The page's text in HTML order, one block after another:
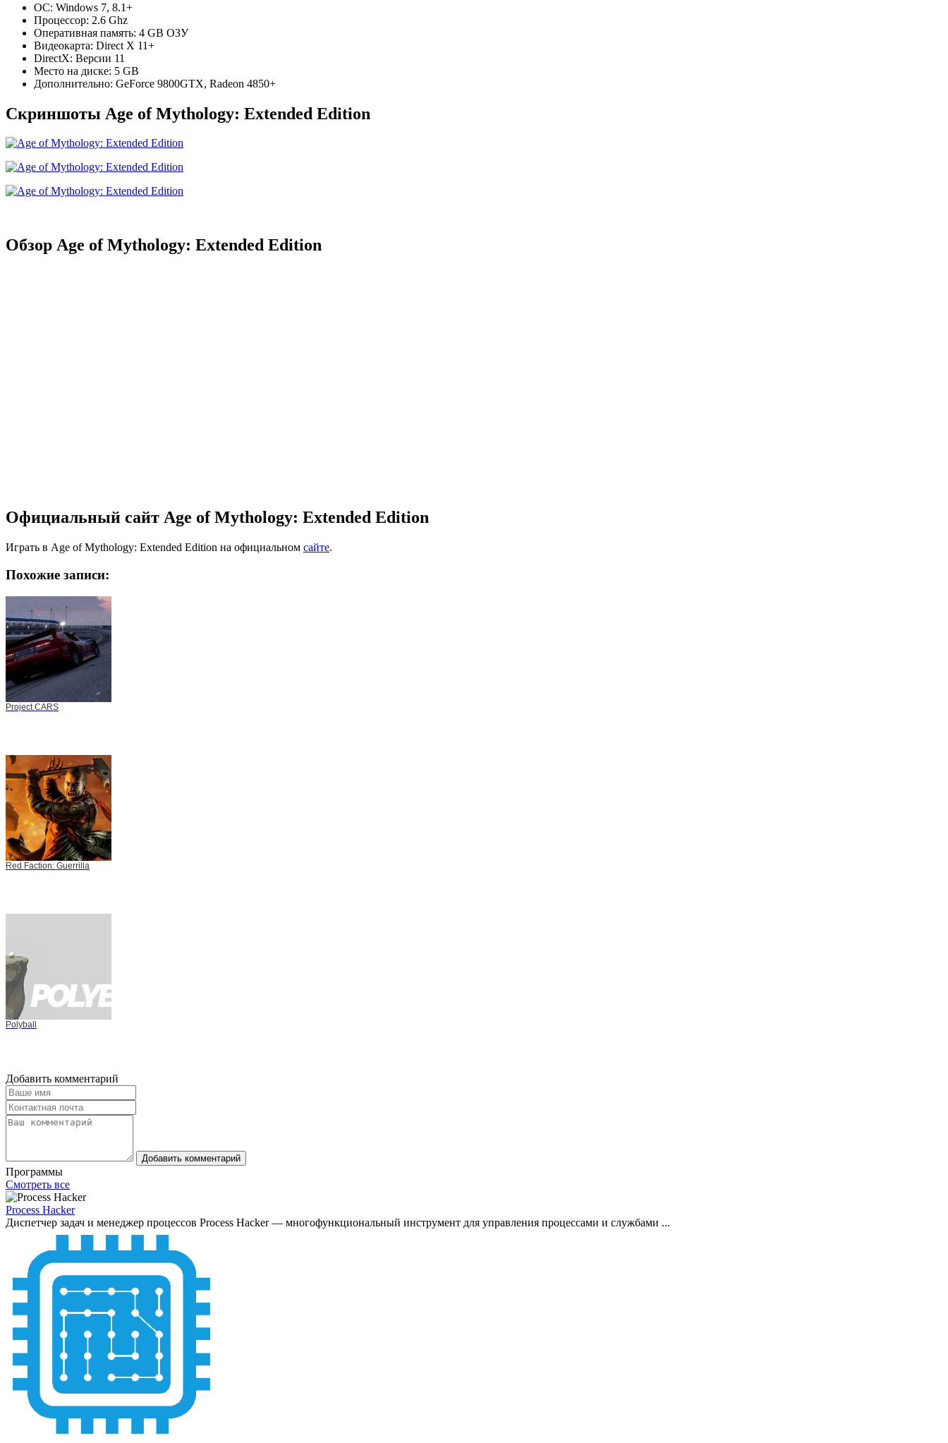
ОС: Windows 7, 8.1+
Процессор: 2.6 Ghz
Оперативная память: 4 GB ОЗУ
Видеокарта: Direct X 11+
DirectX: Версии 11
Место на диске: 5 GB
Дополнительно: GeForce 9800GTX, Radeon 4850+
Скриншоты Age of Mythology: Extended Edition
Обзор Age of Mythology: Extended Edition
Официальный сайт Age of Mythology: Extended Edition
Играть в Age of Mythology: Extended Edition на официальном сайте.
Похожие записи:
Project CARS
Red Faction: Guerrilla
Polyball
Добавить комментарий
Добавить комментарий
Программы
Смотреть все
Process Hacker
Диспетчер задач и менеджер процессов Process Hacker — многофункциональный инструмент для управления процессами и службами ...